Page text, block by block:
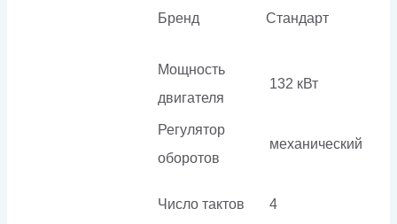
Бренд Стандарт
Мощность
двигателя
132 кВт
Регулятор
оборотов
механический
Число тактов 4